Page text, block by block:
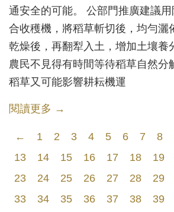
通安全的可能。 公部門推廣建議
合收穫機，將稻草斬切後，均勻灑
乾燥後，再翻犁入土，增加土壤養
農民不見得有時間等待稻草自然分
稻草又可能影響耕耘機運
閱讀更多 →
← 1 2 3 4 5 6 7 8
13
14 15 16 17 18 19
23
24 25 26 27 28 29
33
34 35 36 37 38 39